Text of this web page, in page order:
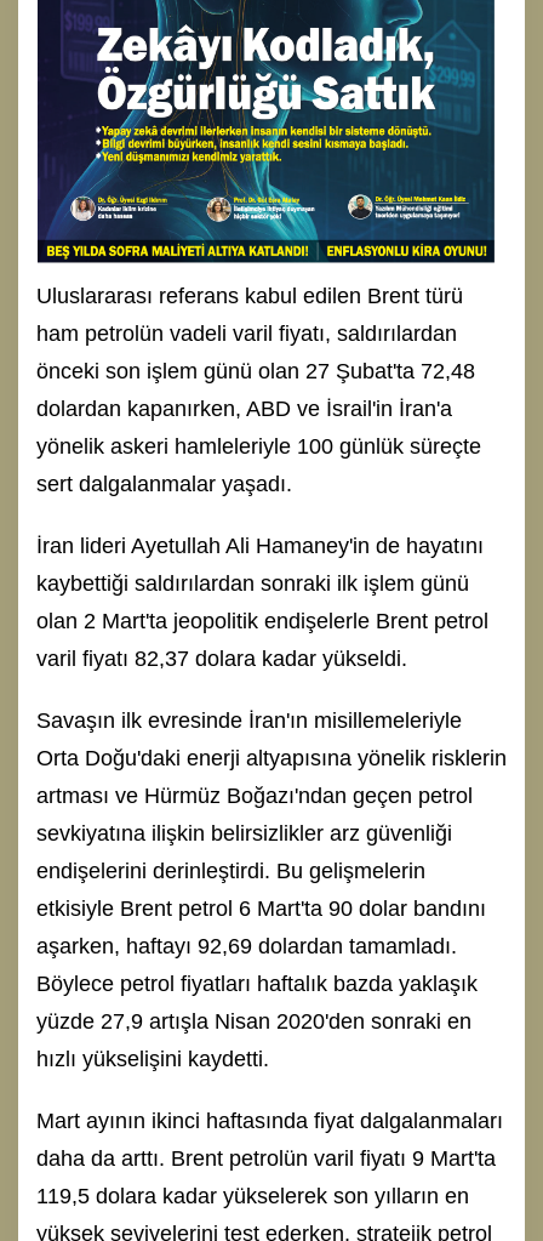
Uluslararası referans kabul edilen Brent türü
ham petrolün vadeli varil fiyatı, saldırılardan
önceki son işlem günü olan 27 Şubat'ta 72,48
dolardan kapanırken, ABD ve İsrail'in İran'a
yönelik askeri hamleleriyle 100 günlük süreçte
sert dalgalanmalar yaşadı.
İran lideri Ayetullah Ali Hamaney'in de hayatını
kaybettiği saldırılardan sonraki ilk işlem günü
olan 2 Mart'ta jeopolitik endişelerle Brent petrol
varil fiyatı 82,37 dolara kadar yükseldi.
Savaşın ilk evresinde İran'ın misillemeleriyle
Orta Doğu'daki enerji altyapısına yönelik risklerin
artması ve Hürmüz Boğazı'ndan geçen petrol
sevkiyatına ilişkin belirsizlikler arz güvenliği
endişelerini derinleştirdi. Bu gelişmelerin
etkisiyle Brent petrol 6 Mart'ta 90 dolar bandını
aşarken, haftayı 92,69 dolardan tamamladı.
Böylece petrol fiyatları haftalık bazda yaklaşık
yüzde 27,9 artışla Nisan 2020'den sonraki en
hızlı yükselişini kaydetti.
Mart ayının ikinci haftasında fiyat dalgalanmaları
daha da arttı. Brent petrolün varil fiyatı 9 Mart'ta
119,5 dolara kadar yükselerek son yılların en
yüksek seviyelerini test ederken, stratejik petrol